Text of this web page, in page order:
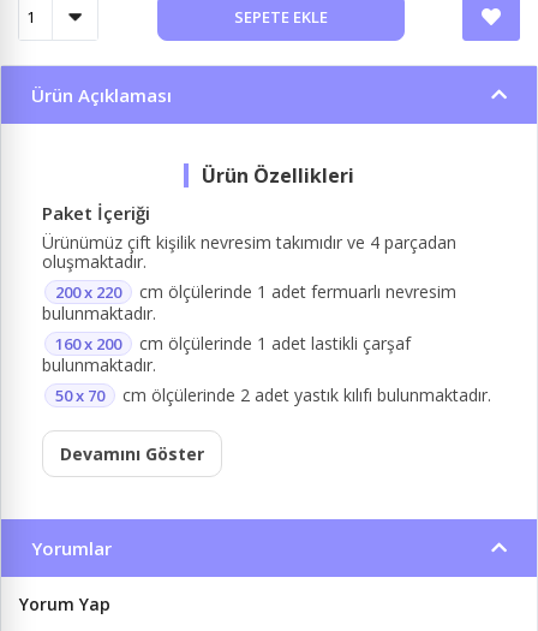
SEPETE EKLE
Ürün Açıklaması
Paket İçeriği
Ürünümüz çift kişilik nevresim takımıdır ve 4 parçadan
oluşmaktadır.
200 x 220
cm ölçülerinde 1 adet fermuarlı nevresim
bulunmaktadır.
160 x 200
cm ölçülerinde 1 adet lastikli çarşaf
bulunmaktadır.
50 x 70 cm ölçülerinde 2 adet yastık kılıfı bulunmaktadır.
Devamını Göster
Yorumlar
Yorum Yap